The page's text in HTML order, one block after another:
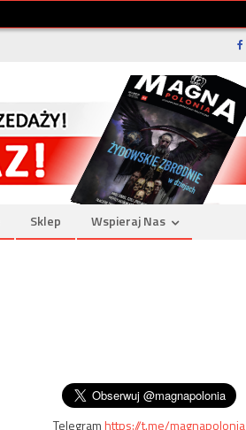
Sklep Wspieraj Nas
Telegramhttps://t.me/magnapolonia